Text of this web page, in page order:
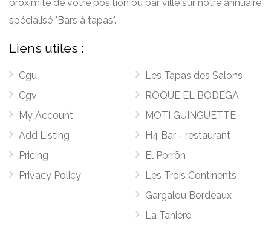
proximité de votre position ou par ville sur notre annuaire
spécialisé "Bars à tapas".
Liens utiles :
Cgu
Cgv
My Account
Add Listing
Pricing
Privacy Policy
Les Tapas des Salons
ROQUE EL BODEGA
MOTI GUINGUETTE
H4 Bar - restaurant
El Porrõn
Les Trois Continents
Gargalou Bordeaux
La Tanière